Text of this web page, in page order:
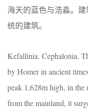
海天的蓝色与浩淼。
统的建筑。
Kefallinia. Cephalonia.
by Homer in ancient
peak 1,628m high, in the
from the mainland, it